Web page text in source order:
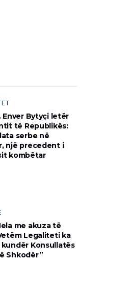
Enver Bytyçi letër
të Republikës:
serbe në
një precedent i
kombëtar
me akuza të
Legaliteti ka
kundër Konsullatës
Shkodër”